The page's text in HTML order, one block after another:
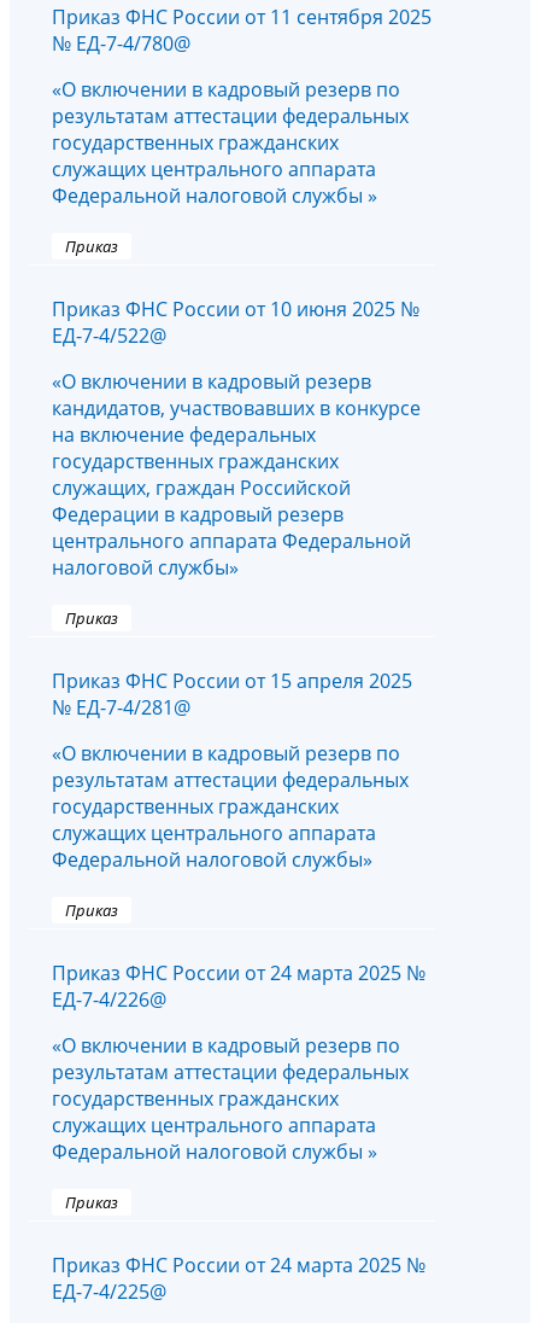
Приказ ФНС России от 11 сентября 2025
№ ЕД-7-4/780@
«О включении в кадровый резерв по
результатам аттестации федеральных
государственных гражданских
служащих центрального аппарата
Федеральной налоговой службы »
Приказ
Приказ ФНС России от 10 июня 2025 №
ЕД-7-4/522@
«О включении в кадровый резерв
кандидатов, участвовавших в конкурсе
на включение федеральных
государственных гражданских
служащих, граждан Российской
Федерации в кадровый резерв
центрального аппарата Федеральной
налоговой службы»
Приказ
Приказ ФНС России от 15 апреля 2025
№ ЕД-7-4/281@
«О включении в кадровый резерв по
результатам аттестации федеральных
государственных гражданских
служащих центрального аппарата
Федеральной налоговой службы»
Приказ
Приказ ФНС России от 24 марта 2025 №
ЕД-7-4/226@
«О включении в кадровый резерв по
результатам аттестации федеральных
государственных гражданских
служащих центрального аппарата
Федеральной налоговой службы »
Приказ
Приказ ФНС России от 24 марта 2025 №
ЕД-7-4/225@